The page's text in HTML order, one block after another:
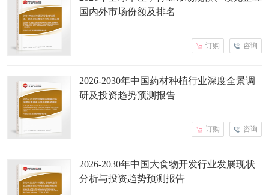
国内外市场份额及排名
咨询
订购
2026-2030年中国药材种植行业深度全景调
研及投资趋势预测报告
咨询
订购
2026-2030年中国大食物开发行业发展现状
分析与投资趋势预测报告